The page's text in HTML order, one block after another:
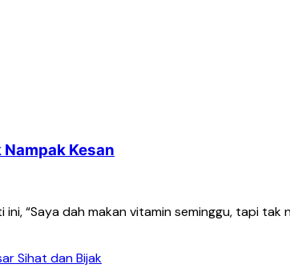
Kesan
“Saya dah makan vitamin seminggu, tapi